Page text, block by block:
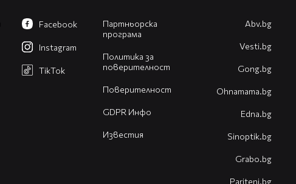
Партньорска
програма
Политика за
поверителност
Поверителност
GDPR Инфо
Известия
Facebook
Instagram
TikTok
Abv.bg
Vesti.bg
Gong.bg
Оhnamama.bg
Edna.bg
Sinoptik.bg
Grabo.bg
Pariteni.bg